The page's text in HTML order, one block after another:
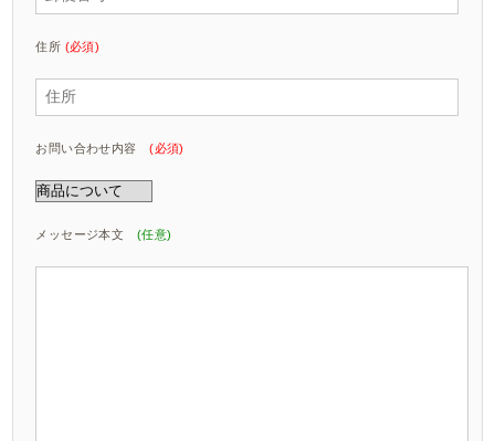
住所 (必須)
お問い合わせ内容(必須)
メッセージ本文 (任意)